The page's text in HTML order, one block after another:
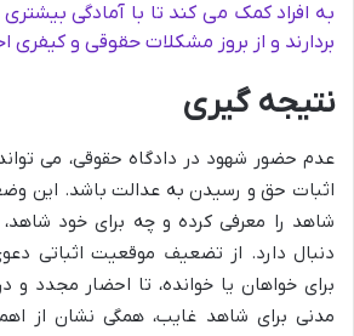
به افراد کمک می کند تا با آمادگی
بردارند و از بروز مشکلات حقوقی و کیفری
نتیجه گیری
عدم حضور شهود در دادگاه حقوقی، می
اثبات حق و رسیدن به عدالت باشد. این
شاهد را معرفی کرده و چه برای خود شاهد،
دنبال دارد. از تضعیف موقعیت اثباتی
برای خواهان یا خوانده، تا احضار مجدد و
مدنی برای شاهد غایب، همگی نشان از